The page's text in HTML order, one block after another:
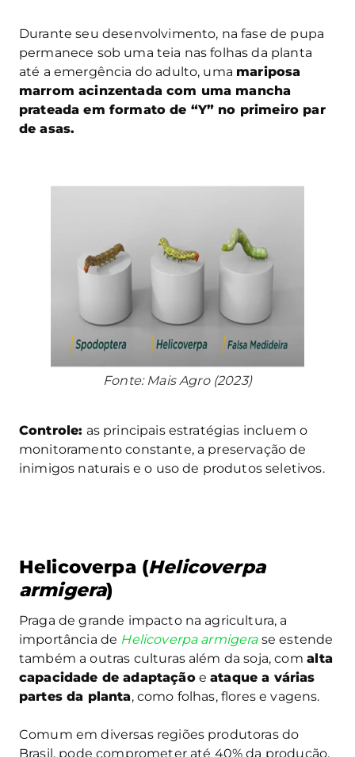
Durante seu desenvolvimento, na fase de pupa
permanece sob uma teia nas folhas da planta
até a emergência do adulto, uma mariposa
marrom acinzentada com uma mancha
prateada em formato de “Y” no primeiro par
de asas.
Fonte: Mais Agro (2023)
Controle: as principais estratégias incluem o
monitoramento constante, a preservação de
inimigos naturais e o uso de produtos seletivos.
Helicoverpa (Helicoverpa
armigera)
Praga de grande impacto na agricultura, a
importância de Helicoverpa armigera se estende
também a outras culturas além da soja, com alta
capacidade de adaptaçãoeataque a várias
partes da planta, como folhas, flores e vagens.
Comum em diversas regiões produtoras do
Brasil, pode comprometer até 40% da produção,